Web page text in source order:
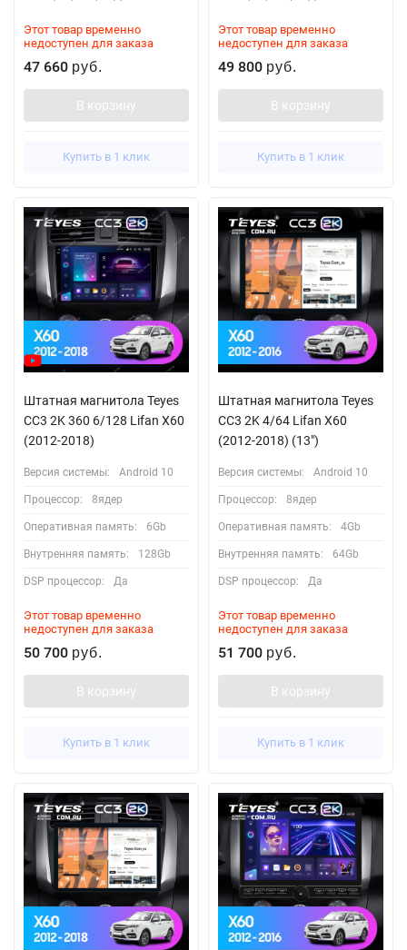
Этот товар временно
недоступен для заказа
47 660 руб.
В корзину
Купить в 1 клик
Этот товар временно
недоступен для заказа
49 800 руб.
В корзину
Купить в 1 клик
Штатная магнитола Teyes
CC3 2K 360 6/128 Lifan X60
(2012-2018)
Версия системы: Android 10
Процессор: 8ядер
Оперативная память: 6Gb
Внутренняя память: 128Gb
DSP процессор: Да
Этот товар временно
недоступен для заказа
50 700 руб.
В корзину
Купить в 1 клик
Штатная магнитола Teyes
CC3 2K 4/64 Lifan X60
(2012-2018) (13")
Версия системы: Android 10
Процессор: 8ядер
Оперативная память: 4Gb
Внутренняя память: 64Gb
DSP процессор: Да
Этот товар временно
недоступен для заказа
51 700 руб.
В корзину
Купить в 1 клик